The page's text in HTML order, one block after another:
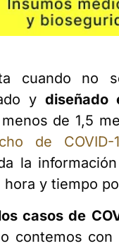
cuando no
y diseñado
de 1,5
de COVID-
la
y tiempo
casos de
contemos